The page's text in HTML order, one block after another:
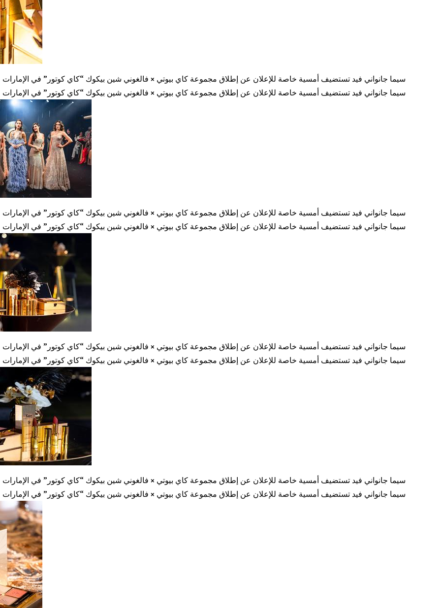
"سيما جانواني فيد تستضيف أمسية خاصة للإعلان عن إطلاق مجموعة كاي بيوتي × فالغوني شين بيكوك “كاي كوتور” في
"سيما جانواني فيد تستضيف أمسية خاصة للإعلان عن إطلاق مجموعة كاي بيوتي × فالغوني شين بيكوك “كاي كوتور” في
"سيما جانواني فيد تستضيف أمسية خاصة للإعلان عن إطلاق مجموعة كاي بيوتي × فالغوني شين بيكوك “كاي كوتور” في
"سيما جانواني فيد تستضيف أمسية خاصة للإعلان عن إطلاق مجموعة كاي بيوتي × فالغوني شين بيكوك “كاي كوتور” في
"سيما جانواني فيد تستضيف أمسية خاصة للإعلان عن إطلاق مجموعة كاي بيوتي × فالغوني شين بيكوك “كاي كوتور” في
"سيما جانواني فيد تستضيف أمسية خاصة للإعلان عن إطلاق مجموعة كاي بيوتي × فالغوني شين بيكوك “كاي كوتور” في
"سيما جانواني فيد تستضيف أمسية خاصة للإعلان عن إطلاق مجموعة كاي بيوتي × فالغوني شين بيكوك “كاي كوتور” في
"سيما جانواني فيد تستضيف أمسية خاصة للإعلان عن إطلاق مجموعة كاي بيوتي × فالغوني شين بيكوك “كاي كوتور” في